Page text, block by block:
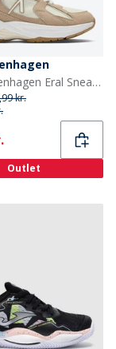
ARKK Copenhagen Eral Sneakers Beige/Hvid Beige White
kr.
Outlet